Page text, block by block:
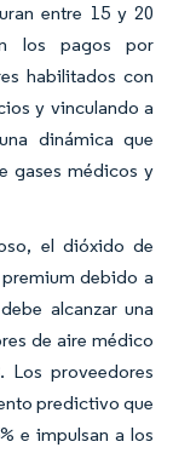
entre 15 y 20
los pagos por
habilitados con
y vinculando a
dinámica que
gases médicos y
el dióxido de
debido a
alcanzar una
de aire médico
proveedores
predictivo que
e impulsan a los